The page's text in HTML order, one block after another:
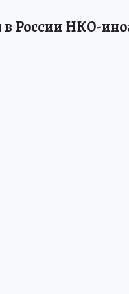
в России НКО-